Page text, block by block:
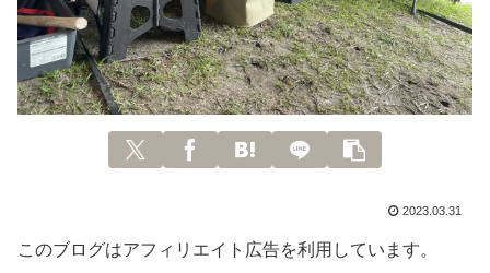
2023.03.31
このブログはアフィリエイト広告を利用しています。